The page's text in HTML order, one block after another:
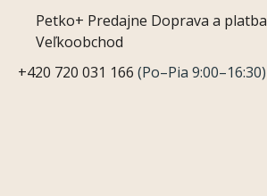
Petko+ Predajne Doprava a platba
Veľkoobchod
+420 720 031 166 (Po–Pia 9:00–16:30)